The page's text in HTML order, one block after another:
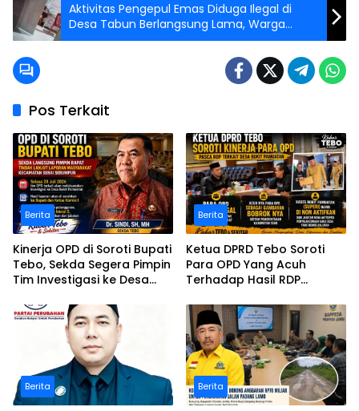
Aktivitas Pengepul Emas Diduga Ilegal di
Desa Tabun Berlangsung Lama, Warga
Minta Tindakan Tegas Aparat
Pos Terkait
Berita
Kinerja OPD di Soroti Bupati
Tebo, Sekda Segera Pimpin
Tim Investigasi ke Desa
serumpun
Berita
Ketua DPRD Tebo Soroti
Para OPD Yang Acuh
Terhadap Hasil RDP
Pamuatan
Berita Berita